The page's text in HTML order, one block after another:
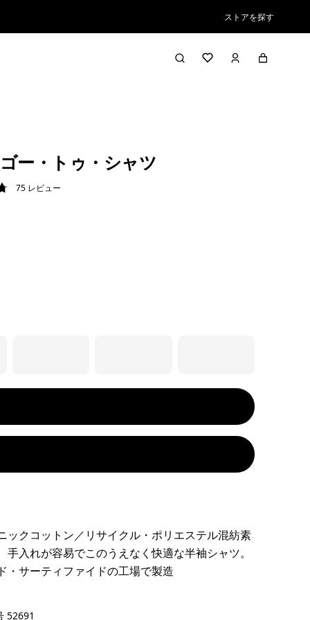
ストアを探す
ー・トゥ・シャツ
/ 5
75 レビュー
ックコットン／リサイクル・ポリエステル混紡素
手入れが容易でこのうえなく快適な半袖シャツ。
・サーティファイドの工場で製造
52691